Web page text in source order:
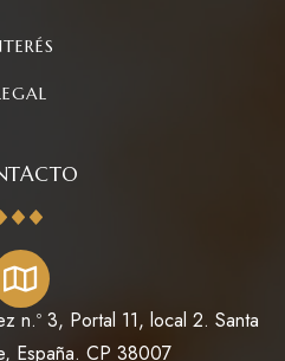
n.º 3, Portal 11, local 2. Santa
España. CP 38007